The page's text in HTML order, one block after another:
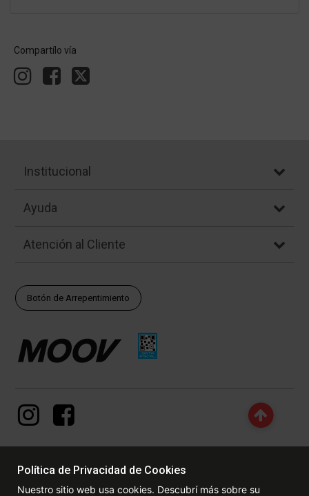
Compartílo vía
Institucional
Ayuda
Atención al Cliente
Botón de Arrepentimiento
Política de Privacidad de Cookies
Nuestro sitio web usa cookies. Descubrí más sobre su